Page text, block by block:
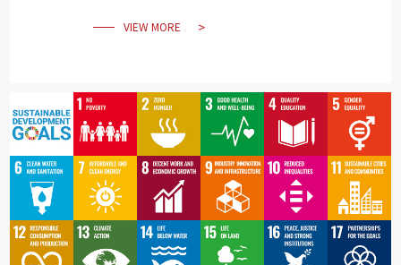
VIEW MORE